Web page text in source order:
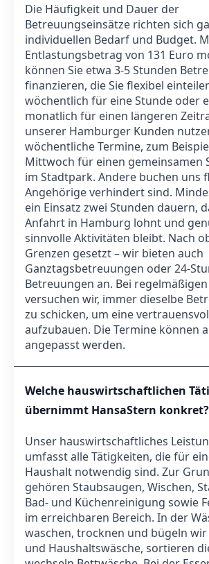
Die Häufigkeit und Dauer der
Betreuungseinsätze richten sich
individuellen Bedarf und Budget.
Entlastungsbetrag von 131 Euro
können Sie etwa 3-5 Stunden
finanzieren, die Sie flexibel
wöchentlich für eine Stunde oder
monatlich für einen längeren
unserer Hamburger Kunden
wöchentliche Termine, zum
Mittwoch für einen gemeinsamen
im Stadtpark. Andere buchen uns
Angehörige verhindert sind.
ein Einsatz zwei Stunden dauern,
Anfahrt in Hamburg lohnt und
sinnvolle Aktivitäten bleibt. Nach
Grenzen gesetzt – wir bieten auch
Ganztagsbetreuungen oder 24-
Betreuungen an. Bei
versuchen wir, immer dieselbe
zu schicken, um eine
aufzubauen. Die Termine können
angepasst werden.
Welche hauswirtschaftlichen
übernimmt HansaStern konkret?
Unser hauswirtschaftliches
umfasst alle Tätigkeiten, die für
Haushalt notwendig sind. Zur
gehören Staubsaugen, Wischen,
Bad- und Küchenreinigung sowie
im erreichbaren Bereich. In der
waschen, trocknen und bügeln
und Haushaltswäsche, sortieren